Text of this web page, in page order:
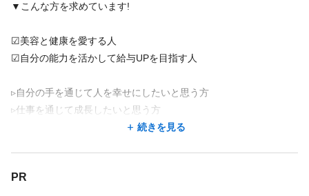
新宿三丁目駅 徒歩 3分
地図を見る
勤務地が希望に合わなくても、応募した後に相談できることが
この求人の別店舗
▼こんな方を求めています!
☑美容と健康を愛する人
☑自分の能力を活かして給与UPを目指す人
▹自分の手を通じて人を幸せにしたいと思う方
▹仕事を通じて成長したいと思う方
▹多くの収入を得られるようになりたい方
続きを見る
PR